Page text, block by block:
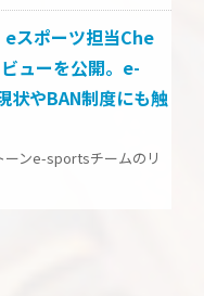
eスポーツ担当Che
ューを公開。e-
やBAN制度にも触
ンe-sportsチームのリ